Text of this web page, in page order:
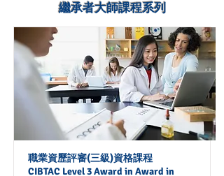
繼承者大師課程系列
職業資歷評審(三級)資格課程
CIBTAC Level 3 Award in Award in